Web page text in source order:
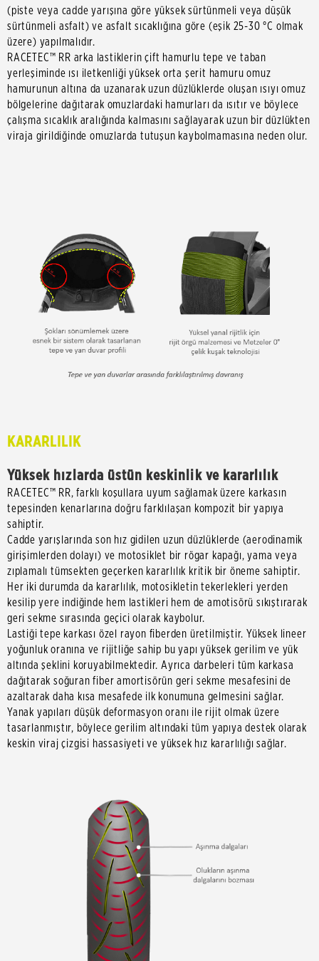
(piste veya cadde yarışına göre yüksek sürtünmeli veya düşük
sürtünmeli asfalt) ve asfalt sıcaklığına göre (eşik 25-30 °C olmak
üzere) yapılmalıdır.
RACETEC™ RR arka lastiklerin çift hamurlu tepe ve taban
yerleşiminde ısı iletkenliği yüksek orta şerit hamuru omuz
hamurunun altına da uzanarak uzun düzlüklerde oluşan ısıyı omuz
bölgelerine dağıtarak omuzlardaki hamurları da ısıtır ve böylece
çalışma sıcaklık aralığında kalmasını sağlayarak uzun bir düzlükten
viraja girildiğinde omuzlarda tutuşun kaybolmamasına neden olur.
KARARLILIK
Yüksek hızlarda üstün keskinlik ve kararlılık
RACETEC™ RR, farklı koşullara uyum sağlamak üzere karkasın
tepesinden kenarlarına doğru farklılaşan kompozit bir yapıya
sahiptir.
Cadde yarışlarında son hız gidilen uzun düzlüklerde (aerodinamik
girişimlerden dolayı) ve motosiklet bir rögar kapağı, yama veya
zıplamalı tümsekten geçerken kararlılık kritik bir öneme sahiptir.
Her iki durumda da kararlılık, motosikletin tekerlekleri yerden
kesilip yere indiğinde hem lastikleri hem de amotisörü sıkıştırarak
geri sekme sırasında geçici olarak kaybolur.
Lastiği tepe karkası özel rayon fiberden üretilmiştir. Yüksek lineer
yoğunluk oranına ve rijitliğe sahip bu yapı yüksek gerilim ve yük
altında şeklini koruyabilmektedir. Ayrıca darbeleri tüm karkasa
dağıtarak soğuran fiber amortisörün geri sekme mesafesini de
azaltarak daha kısa mesafede ilk konumuna gelmesini sağlar.
Yanak yapıları düşük deformasyon oranı ile rijit olmak üzere
tasarlanmıştır, böylece gerilim altındaki tüm yapıya destek olarak
keskin viraj çizgisi hassasiyeti ve yüksek hız kararlılığı sağlar.